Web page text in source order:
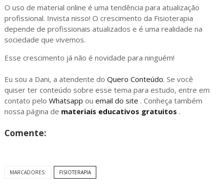
O uso de material online é uma tendência para atualização
profissional. Invista nisso! O crescimento da Fisioterapia
depende de profissionais atualizados e é uma realidade na
sociedade que vivemos.
Esse crescimento já não é novidade para ninguém!
Eu sou a Dani, a atendente do Quero Conteúdo. Se você
quiser ter conteúdo sobre esse tema para estudo, entre em
contato pelo Whatsapp ou email do site . Conheça também
nossa página de materiais educativos gratuitos .
Comente:
MARCADORES: FISIOTERAPIA